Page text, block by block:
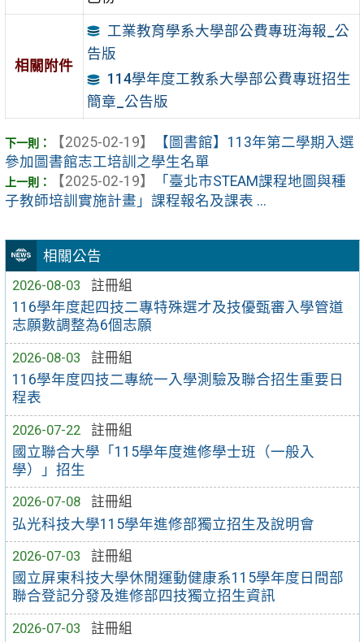
相關公告
2026-08-03
註冊組
116學年度起四技二專特殊選才及技優甄審入學管道
志願數調整為6個志願
2026-08-03
註冊組
116學年度四技二專統一入學測驗及聯合招生重要日
程表
2026-07-22
註冊組
國立聯合大學「115學年度進修學士班（一般入
學）」招生
2026-07-08
註冊組
弘光科技大學115學年進修部獨立招生及說明會
2026-07-03
註冊組
國立屏東科技大學休閒運動健康系115學年度日間部
聯合登記分發及進修部四技獨立招生資訊
2026-07-03
註冊組
相關附件
工業教育學系大學部公費專班海報_公
告版
114學年度工教系大學部公費專班招生
簡章_公告版
【2025-02-19】
【圖書館】113年第二學期入選
參加圖書館志工培訓之學生名單
【2025-02-19】
「臺北市STEAM課程地圖與種
子教師培訓實施計畫」課程報名及課表 ...